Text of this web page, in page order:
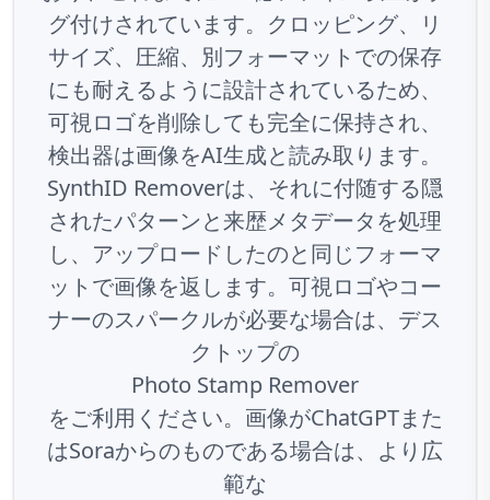
グ付けされています。クロッピング、リ
サイズ、圧縮、別フォーマットでの保存
にも耐えるように設計されているため、
可視ロゴを削除しても完全に保持され、
検出器は画像をAI生成と読み取ります。
SynthID Removerは、それに付随する隠
されたパターンと来歴メタデータを処理
し、アップロードしたのと同じフォーマ
ットで画像を返します。可視ロゴやコー
ナーのスパークルが必要な場合は、デス
クトップの
Photo Stamp Remover
をご利用ください。画像がChatGPTまた
はSoraからのものである場合は、より広
範な